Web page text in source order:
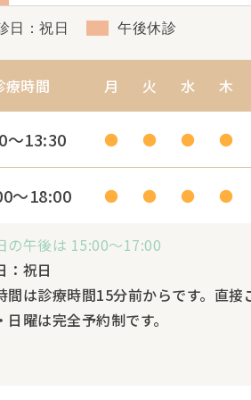
日：祝日 午後休診
療時間 月 火 水 木
～13:30 ● ● ● ●
～18:00 ● ● ● ●
午後は 15:00～17:00
祝日
は診療時間15分前からです。直接
曜は完全予約制です。